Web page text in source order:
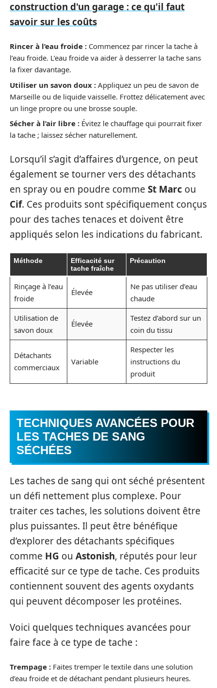
construction d'un garage : ce qu'il faut
savoir sur les coûts
Rincer à l’eau froide : Commencez par rincer la tache à
l’eau froide. L’eau froide va aider à desserrer la tache sans
la fixer davantage.
Utiliser un savon doux : Appliquez un peu de savon de
Marseille ou de liquide vaisselle. Frottez délicatement avec
un linge propre ou une brosse souple.
Sécher à l’air libre : Évitez le chauffage qui pourrait fixer
la tache ; laissez sécher naturellement.
Lorsqu’il s’agit d’affaires d’urgence, on peut
également se tourner vers des détachants
en spray ou en poudre comme St Marc ou
Cif. Ces produits sont spécifiquement conçus
pour des taches tenaces et doivent être
appliqués selon les indications du fabricant.
Méthode
Efficacité sur
tache fraîche
Précaution
Rinçage à l’eau
froide
Élevée
Ne pas utiliser d’eau
chaude
Utilisation de
savon doux
Élevée
Testez d’abord sur un
coin du tissu
Détachants
commerciaux
Variable
Respecter les
instructions du
produit
TECHNIQUES AVANCÉES POUR
LES TACHES DE SANG
SÉCHÉES
Les taches de sang qui ont séché présentent
un défi nettement plus complexe. Pour
traiter ces taches, les solutions doivent être
plus puissantes. Il peut être bénéfique
d’explorer des détachants spécifiques
comme HG ou Astonish, réputés pour leur
efficacité sur ce type de tache. Ces produits
contiennent souvent des agents oxydants
qui peuvent décomposer les protéines.
Voici quelques techniques avancées pour
faire face à ce type de tache :
Trempage : Faites tremper le textile dans une solution
d’eau froide et de détachant pendant plusieurs heures.